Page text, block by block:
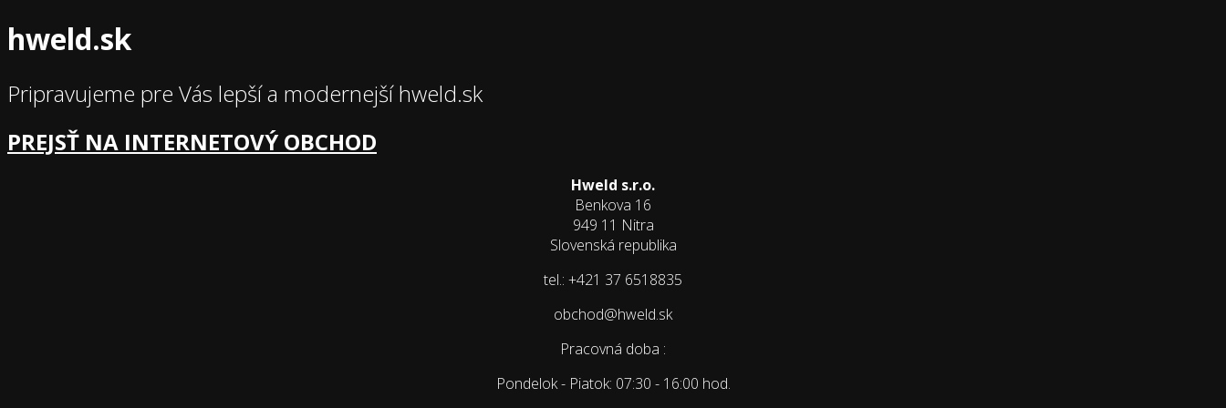
hweld.sk
Pripravujeme pre Vás lepší a modernejší hweld.sk
PREJSŤ NA INTERNETOVÝ OBCHOD
Hweld s.r.o.
Benkova 16
949 11 Nitra
Slovenská republika
tel.: +421 37 6518835
obchod@hweld.sk
Pracovná doba :
Pondelok - Piatok: 07:30 - 16:00 hod.